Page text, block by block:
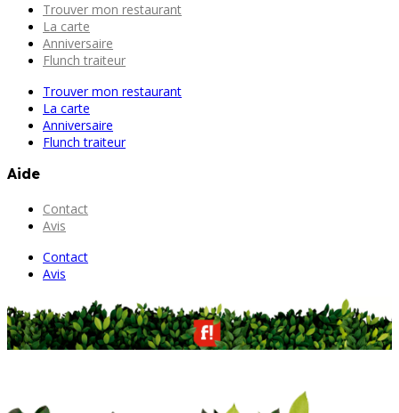
Trouver mon restaurant
La carte
Anniversaire
Flunch traiteur
Trouver mon restaurant
La carte
Anniversaire
Flunch traiteur
Aide
Contact
Avis
Contact
Avis